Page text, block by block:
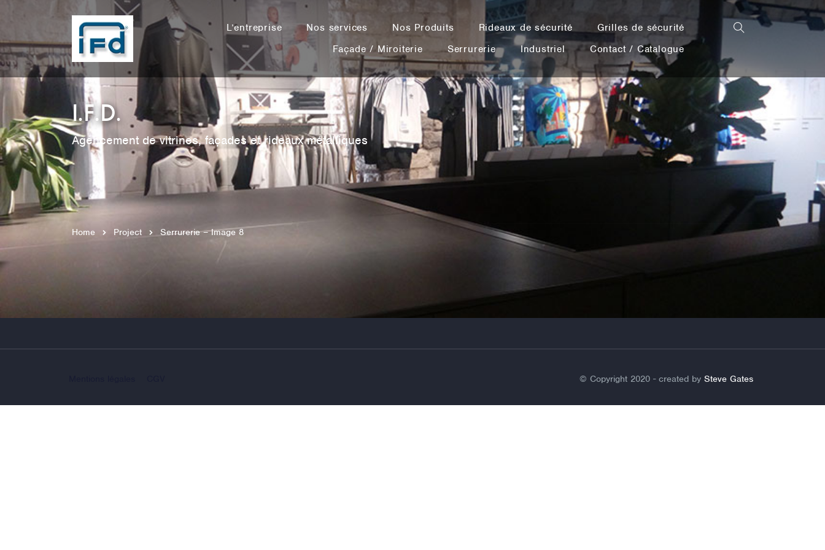
L’entreprise Nos services Nos Produits Rideaux de sécurité
Grilles de sécurité
Façade / Miroiterie
Serrurerie Industriel Contact / Catalogue
I.F.D.
Agencement de vitrines, façades et rideaux métalliques
Home Project Serrurerie – Image 8
© Copyright 2020 - created by Steve Gates